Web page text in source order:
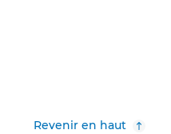
Revenir en haut